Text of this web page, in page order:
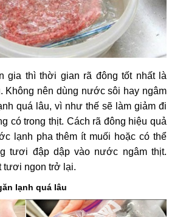
gia thì thời gian rã đông tốt nhất là
Không nên dùng nước sôi hay ngâm
quá lâu, vì như thế sẽ làm giảm đi
có trong thịt. Cách rã đông hiệu quả
lạnh pha thêm ít muối hoặc có thể
tươi đập dập vào nước ngâm thịt.
tươi ngon trở lại.
lạnh quá lâu